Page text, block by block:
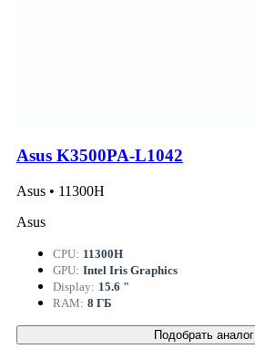
Asus K3500PA-L1042
Asus • 11300H
Asus
CPU: 11300H
GPU: Intel Iris Graphics
Display: 15.6 "
RAM: 8 ГБ
Подобрать аналог